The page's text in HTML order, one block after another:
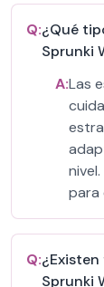
Q:¿Qué
Sprunki
A:Las
para
Q:
Sprunki